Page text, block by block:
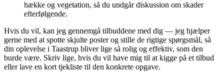
hække og vegetation, så du undgår diskussion om skader
efterfølgende.
Hvis du vil, kan jeg gennemgå tilbuddene med dig — jeg hjælper
gerne med at spotte skjulte poster og stille de rigtige spørgsmål, så
din oplevelse i Taastrup bliver lige så rolig og effektiv, som den
burde være. Skriv lige, hvis du vil have mig til at kigge på et tilbud
eller lave en kort tjekliste til den konkrete opgave.